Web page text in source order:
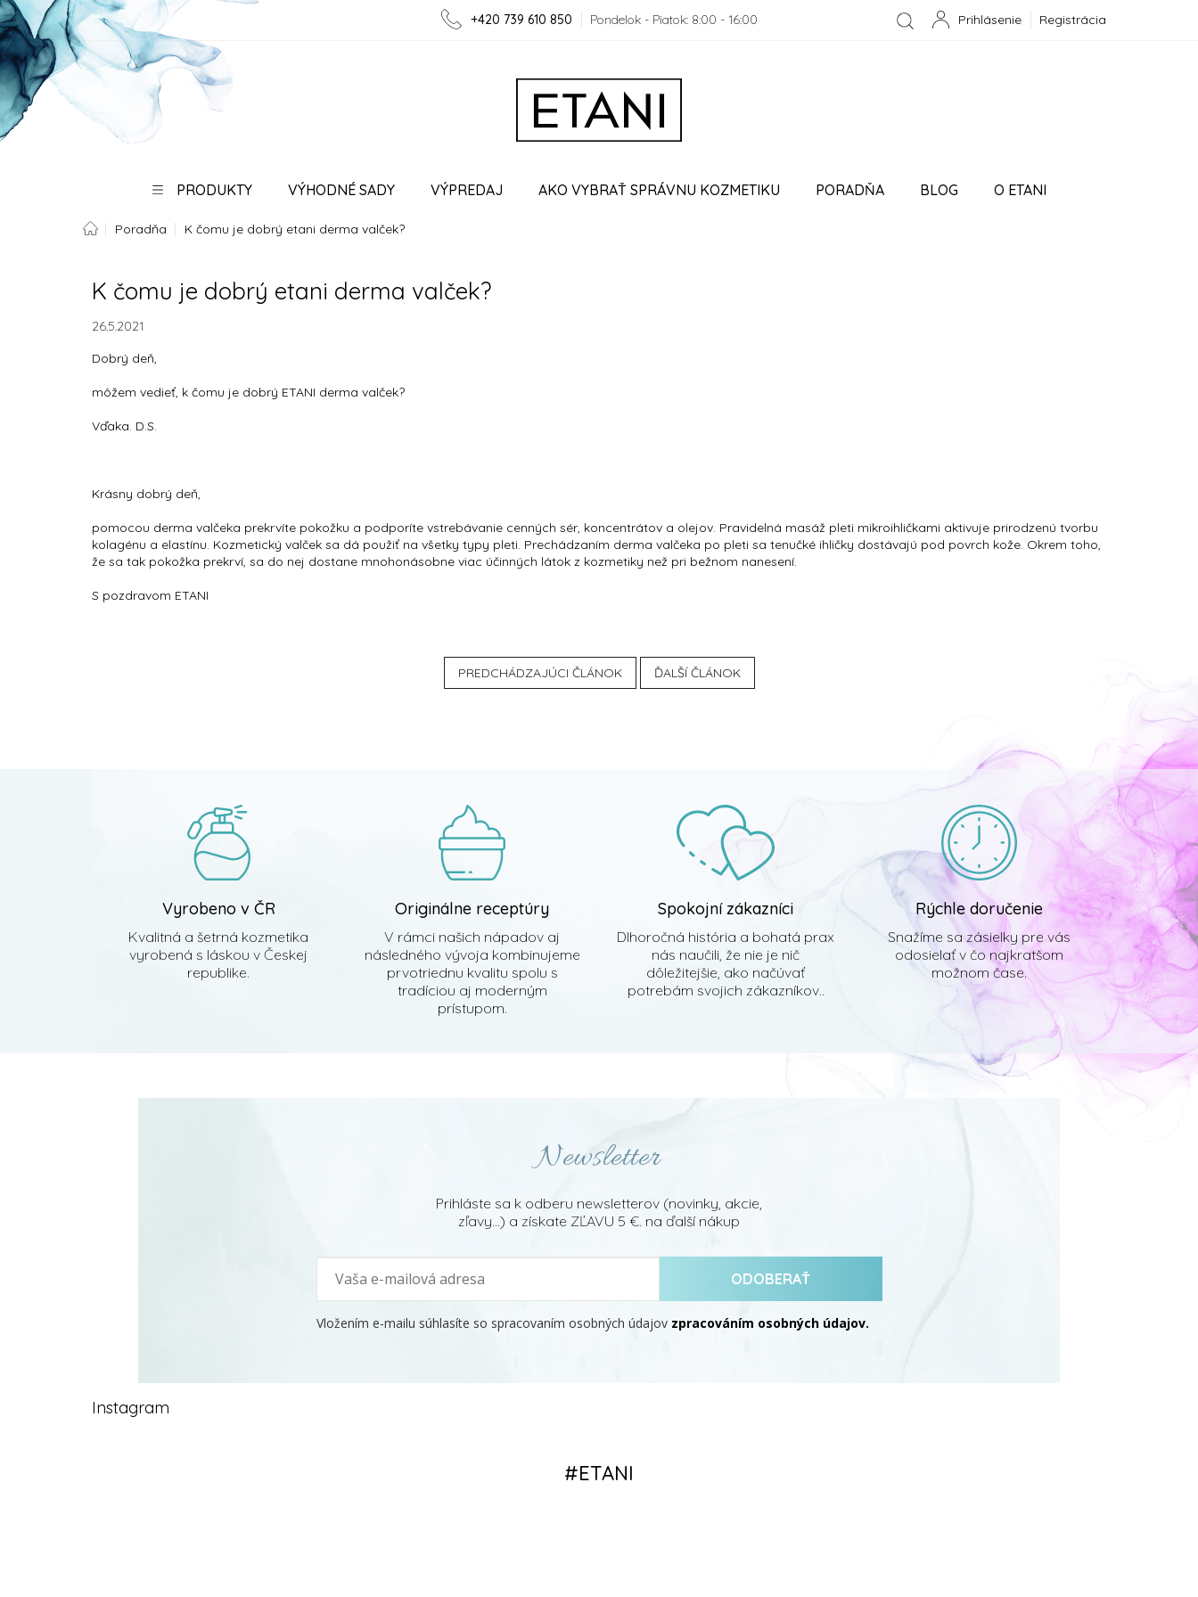
Prejsť
na
obsah
+420 739 610 850 Pondelok - Piatok: 8:00 - 16:00 Registrácia
PRODUKTY VÝHODNÉ SADY VÝPREDAJ AKO VYBRAŤ SPRÁVNU KOZMETIKU PORADŇA BLOG O ETANI
SPOLUPRÁCA
DomovPoradňa K čomu je dobrý etani derma valček?
K čomu je dobrý etani derma valček?
26.5.2021
Dobrý deň,
môžem vedieť, k čomu je dobrý ETANI derma valček?
Vďaka. D.S.
Krásny dobrý deň,
pomocou derma valčeka prekrvíte pokožku a podporíte vstrebávanie cenných sér, koncentrátov a olejov. Pravidelná masáž pleti mikroihličkami aktivuje prirodzenú tvorbu
kolagénu a elastínu. Kozmetický valček sa dá použiť na všetky typy pleti. Prechádzaním derma valčeka po pleti sa tenučké ihličky dostávajú pod povrch kože. Okrem toho,
že sa tak pokožka prekrví, sa do nej dostane mnohonásobne viac účinných látok z kozmetiky než pri bežnom nanesení.
S pozdravom ETANI
PREDCHÁDZAJÚCI ČLÁNOK ĎALŠÍ ČLÁNOK
Vyrobeno v ČR
Kvalitná a šetrná kozmetika
vyrobená s láskou v Českej
republike.
Originálne receptúry
V rámci našich nápadov aj
následného vývoja kombinujeme
prvotriednu kvalitu spolu s
tradíciou aj moderným
prístupom.
Spokojní zákazníci
Dlhoročná história a bohatá prax
nás naučili, že nie je nič
dôležitejšie, ako načúvať
potrebám svojich zákazníkov..
Rýchle doručenie
Snažíme sa zásielky pre vás
odosielať v čo najkratšom
možnom čase.
Newsletter
Prihláste sa k odberu newsletterov (novinky, akcie,
zľavy...) a získate ZĽAVU 5 €. na ďalší nákup
ODOBERAŤ
Vložením e-mailu súhlasíte so spracovaním osobných údajov zpracováním osobných údajov.
Instagram